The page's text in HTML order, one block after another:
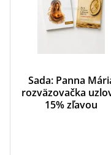
Sada: Panna
rozväzovačka
15% zľavou